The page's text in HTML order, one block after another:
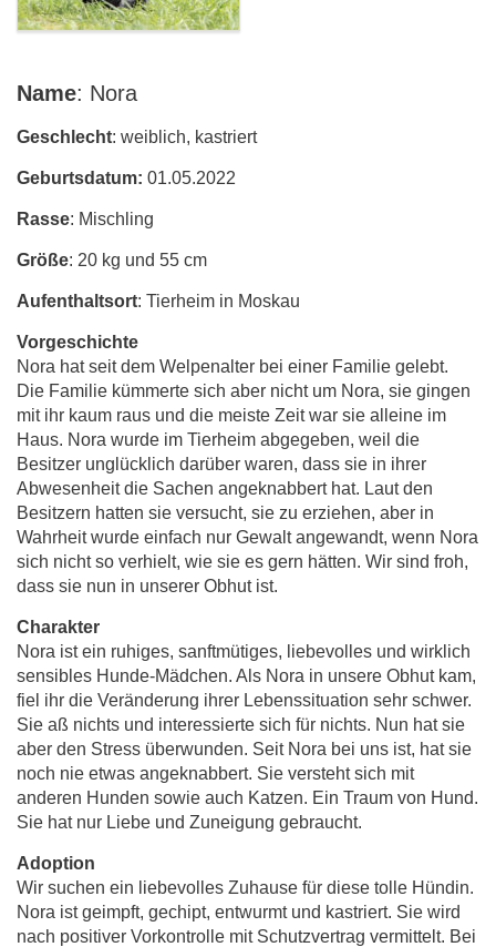
Name: Nora
Geschlecht: weiblich, kastriert
Geburtsdatum: 01.05.2022
Rasse: Mischling
Größe: 20 kg und 55 cm
Aufenthaltsort: Tierheim in Moskau
Vorgeschichte
Nora hat seit dem Welpenalter bei einer Familie gelebt.
Die Familie kümmerte sich aber nicht um Nora, sie gingen
mit ihr kaum raus und die meiste Zeit war sie alleine im
Haus. Nora wurde im Tierheim abgegeben, weil die
Besitzer unglücklich darüber waren, dass sie in ihrer
Abwesenheit die Sachen angeknabbert hat. Laut den
Besitzern hatten sie versucht, sie zu erziehen, aber in
Wahrheit wurde einfach nur Gewalt angewandt, wenn Nora
sich nicht so verhielt, wie sie es gern hätten. Wir sind froh,
dass sie nun in unserer Obhut ist.
Charakter
Nora ist ein ruhiges, sanftmütiges, liebevolles und wirklich
sensibles Hunde-Mädchen. Als Nora in unsere Obhut kam,
fiel ihr die Veränderung ihrer Lebenssituation sehr schwer.
Sie aß nichts und interessierte sich für nichts. Nun hat sie
aber den Stress überwunden. Seit Nora bei uns ist, hat sie
noch nie etwas angeknabbert. Sie versteht sich mit
anderen Hunden sowie auch Katzen. Ein Traum von Hund.
Sie hat nur Liebe und Zuneigung gebraucht.
Adoption
Wir suchen ein liebevolles Zuhause für diese tolle Hündin.
Nora ist geimpft, gechipt, entwurmt und kastriert. Sie wird
nach positiver Vorkontrolle mit Schutzvertrag vermittelt. Bei